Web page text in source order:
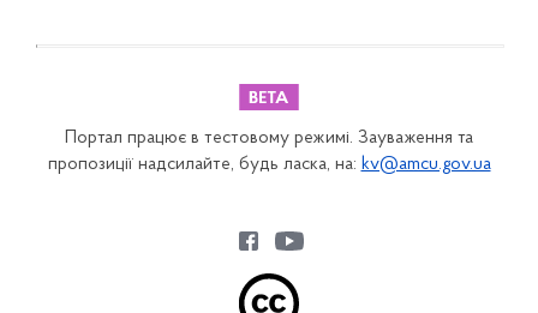
Портал працює в тестовому режимі. Зауваження та
пропозиції надсилайте, будь ласка, на: kv@amcu.gov.ua